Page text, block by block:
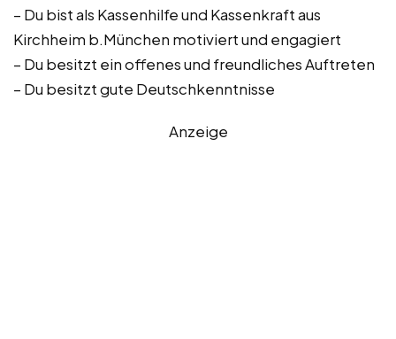
– Du bist als Kassenhilfe und Kassenkraft aus
Kirchheim b.München motiviert und engagiert
– Du besitzt ein offenes und freundliches Auftreten
– Du besitzt gute Deutschkenntnisse
Anzeige